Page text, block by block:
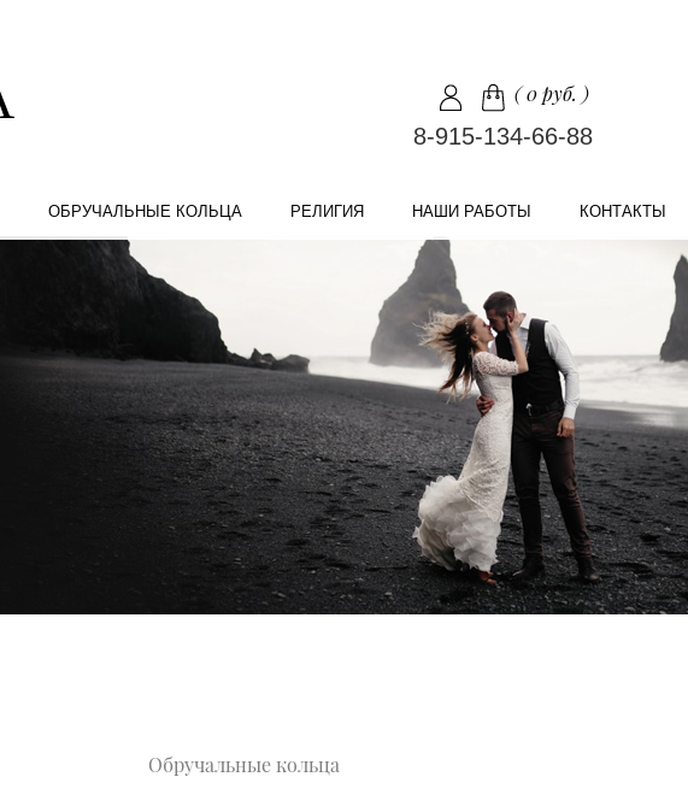
(0 руб. )
8-915-134-66-88
ОБРУЧАЛЬНЫЕ КОЛЬЦА РЕЛИГИЯ НАШИ РАБОТЫ КОНТАКТЫ
Обручальные кольца